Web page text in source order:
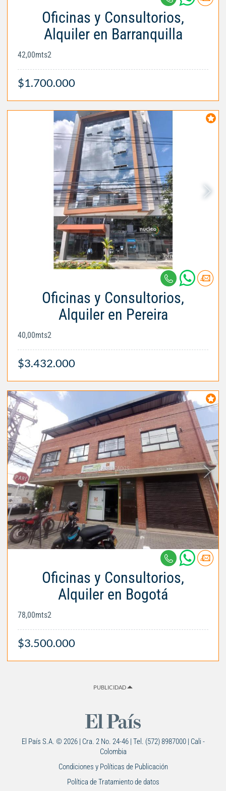
Oficinas y Consultorios,
Alquiler en Barranquilla
42,00mts2
$1.700.000
Oficinas y Consultorios,
Alquiler en Pereira
40,00mts2
$3.432.000
Oficinas y Consultorios,
Alquiler en Bogotá
78,00mts2
$3.500.000
PUBLICIDAD
El País S.A. © 2026 | Cra. 2 No. 24-46 | Tel. (572) 8987000 | Cali -
Colombia
Condiciones y Políticas de Publicación
Política de Tratamiento de datos